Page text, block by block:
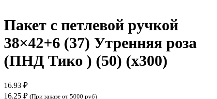
Пакет с петлевой ручкой
38×42+6 (37) Утренняя роза
(ПНД Тико ) (50) (х300)
16.93 ₽
16.25 ₽ (При заказе от 5000 руб)